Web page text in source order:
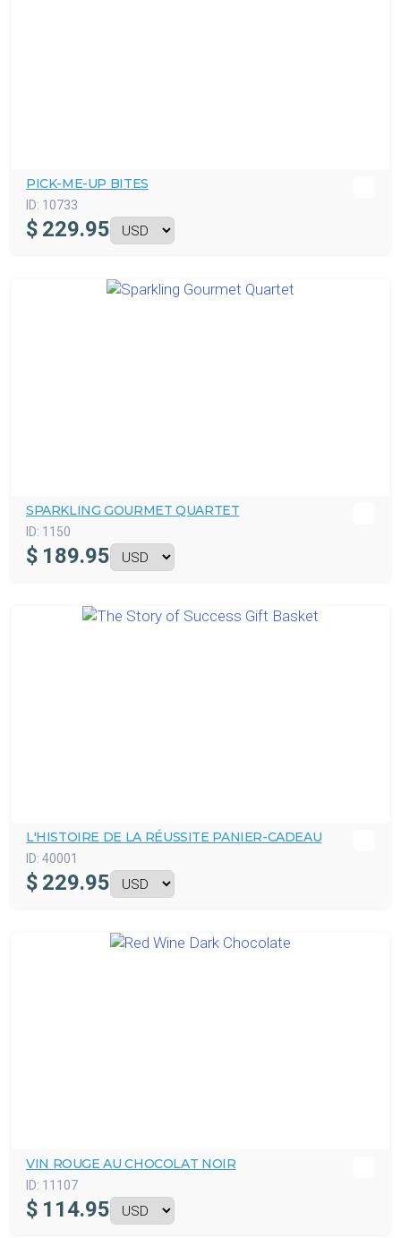
PICK-ME-UP BITES
ID: 10733
$ 229.95
SPARKLING GOURMET QUARTET
ID: 1150
$ 189.95
L'HISTOIRE DE LA RÉUSSITE PANIER-CADEAU
ID: 40001
$ 229.95
VIN ROUGE AU CHOCOLAT NOIR
ID: 11107
$ 114.95